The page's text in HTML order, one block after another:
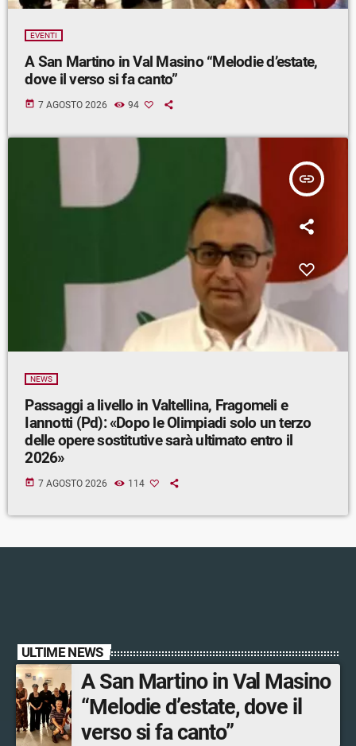
EVENTI
A San Martino in Val Masino “Melodie d’estate,
dove il verso si fa canto”
today 7 AGOSTO 2026 94
insert_link
NEWS
Passaggi a livello in Valtellina, Fragomeli e
Iannotti (Pd): «Dopo le Olimpiadi solo un terzo
delle opere sostitutive sarà ultimato entro il
2026»
today 7 AGOSTO 2026 114
ULTIME NEWS
A San Martino in Val Masino
“Melodie d’estate, dove il
verso si fa canto”